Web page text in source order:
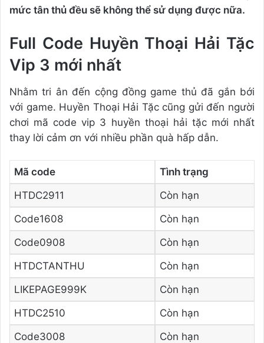
mức tân thủ đều sẽ không thể sử dụng được nữa.
Full Code Huyền Thoại Hải Tặc
Vip 3 mới nhất
Nhằm tri ân đến cộng đồng game thủ đã gắn bới
với game. Huyền Thoại Hải Tặc cũng gửi đến người
chơi mã code vip 3 huyền thoại hải tặc mới nhất
thay lời cảm ơn với nhiều phần quà hấp dẫn.
Mã code
Tình trạng
HTDC2911
Còn hạn
Code1608
Còn hạn
Code0908
Còn hạn
HTDCTANTHU
Còn hạn
LIKEPAGE999K
Còn hạn
HTDC2510
Còn hạn
Code3008
Còn hạn